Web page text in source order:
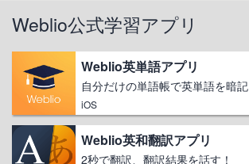
Weblio公式学習アプリ
Weblio英単語アプリ
自分だけの単語帳で英単語を暗記
iOS
Weblio英和翻訳アプリ
2秒で翻訳、翻訳結果を話す！